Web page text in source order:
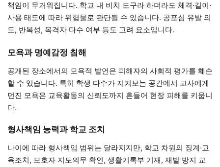
책임이 무거워집니다. 학교 내 비치 도구라 하더라도 체격·길이·
사용 태도에 따라 위험물로 판단될 수 있습니다. 공포심 유발 의
도, 반복성, 목격자 다수 여부 등도 고려 요소입니다.
모욕과 명예감정 침해
공개된 장소에서의 모욕적 발언은 피해자의 사회적 평가를 훼손
할 수 있습니다. 특히 학생 다수가 지켜보는 공간에서 교사에게
던진 모욕은 교육활동의 신뢰도까지 흔들어 현장 피해를 키웁니
다.
형사책임 능력과 학교 조치
나이에 따라 형사책임 범위는 달라지지만, 학교 차원의 징계·교
육조치, 보호자 지도의무 확인, 생활기록부 기재, 재발 방지 교